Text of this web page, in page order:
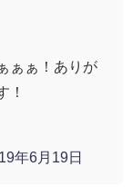
ぁぁ！ありが
！
年6月19日